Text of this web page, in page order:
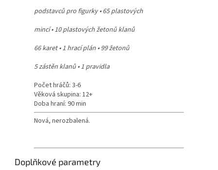
podstavců pro figurky • 65 plastových
mincí • 10 plastových žetonů klanů
66 karet • 1 hrací plán • 99 žetonů
5 zástěn klanů • 1 pravidla
Počet hráčů: 3-6
Věková skupina: 12+
Doba hraní: 90 min
Nová, nerozbalená.
Doplňkové parametry